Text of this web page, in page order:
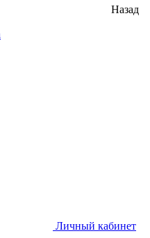
Назад
Личный кабинет